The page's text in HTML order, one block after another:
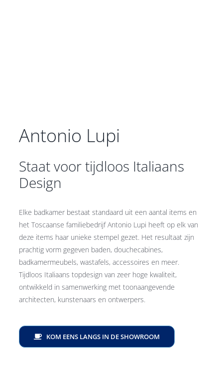
Antonio Lupi
Staat voor tijdloos Italiaans
Design
Elke badkamer bestaat standaard uit een aantal items en
het Toscaanse familiebedrijf Antonio Lupi heeft op elk van
deze items haar unieke stempel gezet. Het resultaat zijn
prachtig vorm gegeven baden, douchecabines,
badkamermeubels, wastafels, accessoires en meer.
Tijdloos Italiaans topdesign van zeer hoge kwaliteit,
ontwikkeld in samenwerking met toonaangevende
architecten, kunstenaars en ontwerpers.
KOM EENS LANGS IN DE SHOWROOM